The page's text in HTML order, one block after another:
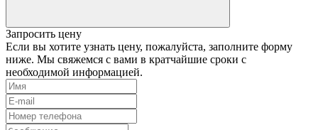
Запросить цену
Если вы хотите узнать цену, пожалуйста, заполните форму
ниже. Мы свяжемся с вами в кратчайшие сроки с
необходимой информацией.